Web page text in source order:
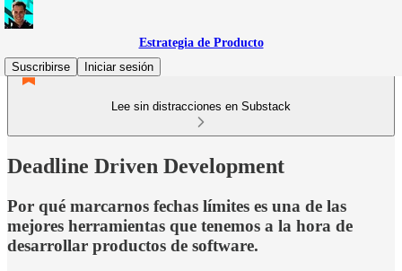
Estrategia de Producto
Suscribirse
Iniciar sesión
Lee sin distracciones en Substack
Deadline Driven Development
Por qué marcarnos fechas límites es una de las
mejores herramientas que tenemos a la hora de
desarrollar productos de software.